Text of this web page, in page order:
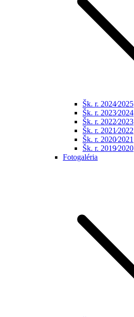
Šk. r. 2024⁄2025
Šk. r. 2023⁄2024
Šk. r. 2022⁄2023
Šk. r. 2021⁄2022
Šk. r. 2020⁄2021
Šk. r. 2019⁄2020
Fotogaléria